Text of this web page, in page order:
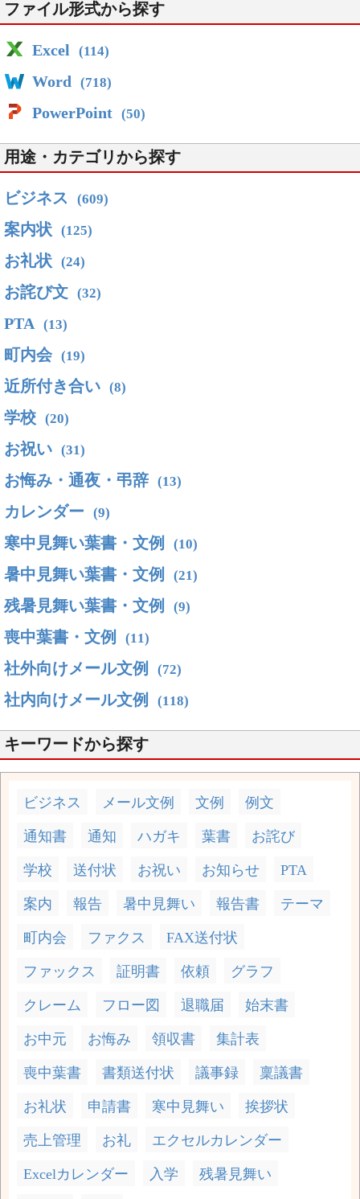
ファイル形式から探す
Excel (114)
Word (718)
PowerPoint (50)
用途・カテゴリから探す
ビジネス (609)
案内状 (125)
お礼状 (24)
お詫び文 (32)
PTA (13)
町内会 (19)
近所付き合い (8)
学校 (20)
お祝い (31)
お悔み・通夜・弔辞 (13)
カレンダー (9)
寒中見舞い葉書・文例 (10)
暑中見舞い葉書・文例 (21)
残暑見舞い葉書・文例 (9)
喪中葉書・文例 (11)
社外向けメール文例 (72)
社内向けメール文例 (118)
キーワードから探す
ビジネス メール文例 文例 例文
通知書 通知 ハガキ 葉書 お詫び
学校 送付状 お祝い お知らせ PTA
案内 報告 暑中見舞い 報告書 テーマ
町内会 ファクス FAX送付状
ファックス 証明書 依頼 グラフ
クレーム フロー図 退職届 始末書
お中元 お悔み 領収書 集計表
喪中葉書 書類送付状 議事録 稟議書
お礼状 申請書 寒中見舞い 挨拶状
売上管理 お礼 エクセルカレンダー
Excelカレンダー 入学 残暑見舞い